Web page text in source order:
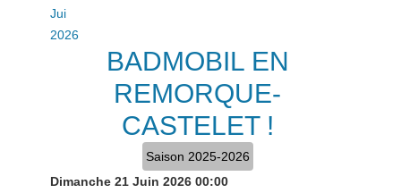
Jui
2026
BADMOBIL EN
REMORQUE-
CASTELET !
Saison 2025-2026
Dimanche 21 Juin 2026 00:00